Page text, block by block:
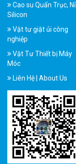
Cao su Quấn Trục, Nỉ
Silicon
Vật tư giặt ủi công
nghiệp
Vật Tư Thiết bị Máy
Móc
Liên Hệ | About Us